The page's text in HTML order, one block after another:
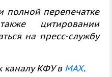
полной перепечатке
цитировании
на пресс-службу
каналу КФУ в MAX.